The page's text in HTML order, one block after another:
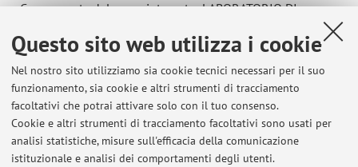
Questo sito web utilizza i cookie
Nel nostro sito utilizziamo sia cookie tecnici necessari per il suo
funzionamento, sia cookie e altri strumenti di tracciamento
facoltativi che potrai attivare solo con il tuo consenso.
Cookie e altri strumenti di tracciamento facoltativi sono usati per
analisi statistiche, misure sull'efficacia della comunicazione
istituzionale e analisi dei comportamenti degli utenti.
Componente del corso integrato LABORATORIO DI
Campus:Cesena
Corso:
Laurea Magistrale a Ciclo Unico in Architettura
Periodo delle lezioni: dal 21 settembre 2026 al 1
dicembre 2026
Orario delle lezioni